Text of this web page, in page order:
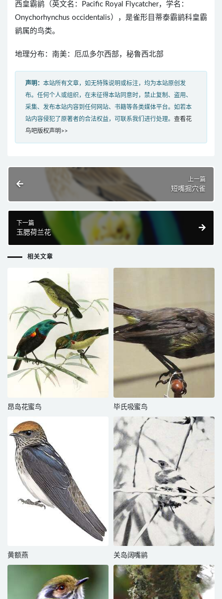
西皇霸鹟（英文名：Pacific Royal Flycatcher，学名：
Onychorhynchus occidentalis），是雀形目蒂泰霸鹟科皇霸
鹟属的鸟类。
地理分布：南美：厄瓜多尔西部，秘鲁西北部
声明： 本站所有文章，如无特殊说明或标注，均为本站原创发
布。任何个人或组织，在未征得本站同意时，禁止复制、盗用、
采集、发布本站内容到任何网站、书籍等各类媒体平台。如若本
站内容侵犯了原著者的合法权益，可联系我们进行处理。 查看花
鸟吧版权声明>>
上一篇
短嘴掘穴雀
下一篇
玉腮荷兰花
相关文章
昂岛花蜜鸟 毕氏吸蜜鸟
黄额燕 关岛阔嘴鹟